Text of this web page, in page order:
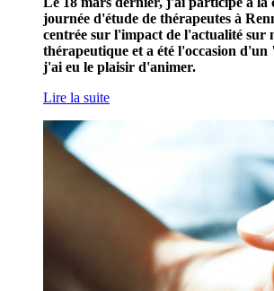
journée d'étude de thérapeutes à
centrée sur l'impact de l'actualité sur
thérapeutique et a été l'occasion
j'ai eu le plaisir d'animer.
Lire la suite